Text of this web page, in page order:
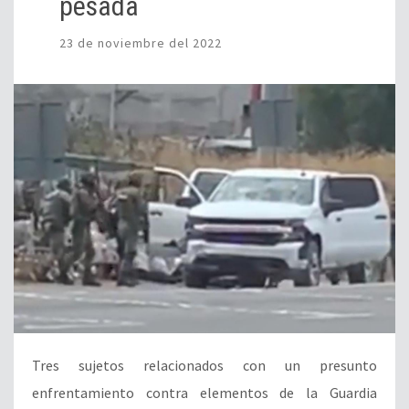
23 de noviembre del 2022
Tres sujetos relacionados con un presunto
enfrentamiento contra elementos de la Guardia